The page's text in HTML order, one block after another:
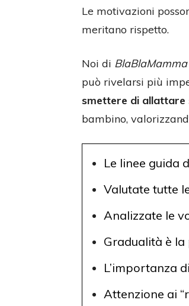
Le motivazioni
meritano rispetto.
Noi di BlaBlaMamma
può rivelarsi più
smettere di allattare
bambino,
Le linee guida
Valutate tutte
Analizzate le
Gradualità è
L’importanza
Attenzione ai